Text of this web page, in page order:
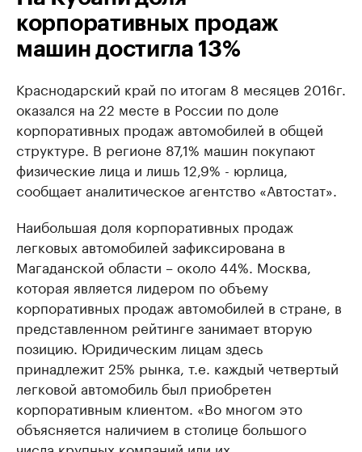
корпоративных продаж
машин достигла 13%
Краснодарский край по итогам 8 месяцев 2016г.
оказался на 22 месте в России по доле
корпоративных продаж автомобилей в общей
структуре. В регионе 87,1% машин покупают
физические лица и лишь 12,9% - юрлица,
сообщает аналитическое агентство «Автостат».
Наибольшая доля корпоративных продаж
легковых автомобилей зафиксирована в
Магаданской области – около 44%. Москва,
которая является лидером по объему
корпоративных продаж автомобилей в стране, в
представленном рейтинге занимает вторую
позицию. Юридическим лицам здесь
принадлежит 25% рынка, т.е. каждый четвертый
легковой автомобиль был приобретен
корпоративным клиентом. «Во многом это
объясняется наличием в столице большого